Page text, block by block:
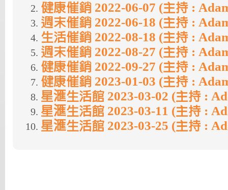
健康催銷 2022-06-07 (主持 :
週末催銷 2022-06-18 (主持 :
生活催銷 2022-08-18 (主持 :
週末催銷 2022-08-27 (主持 :
健康催銷 2022-09-27 (主持 :
健康催銷 2023-01-03 (主持 :
星滙生活館 2023-03-02 (主持 :
星滙生活館 2023-03-11 (主持 :
星滙生活館 2023-03-25 (主持 :